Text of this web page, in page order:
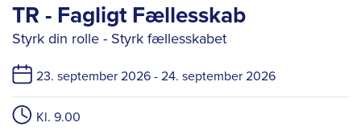
TR - Fagligt Fællesskab
Styrk din rolle - Styrk fællesskabet
23. september 2026 -24. september 2026
Kl. 9.00